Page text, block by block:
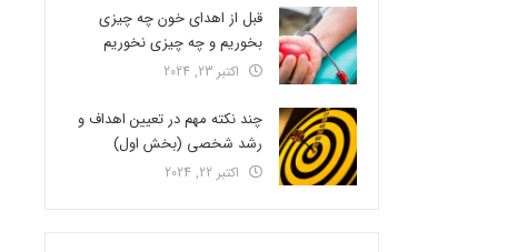
قبل از اهدای خون چه چیزی
بخوریم و چه چیزی نخوریم
اکتبر 23, 2024
چند نکته مهم در تعیین اهداف و
رشد شخصی (بخش اول)
اکتبر 22, 2024